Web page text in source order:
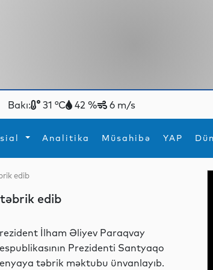
Bakı: 31 °C 42 % 6 m/s
Analitika Müsahibə YAP
İdman Yeni texnologiyalar
edib
edib
İlham Əliyev Paraqvay
Prezidenti Santyaqo
təbrik məktubu ünvanlayıb.